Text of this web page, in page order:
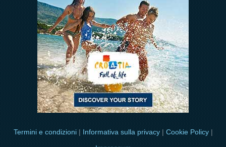
Termini e condizioni| Informativa sulla privacy| Cookie Policy|